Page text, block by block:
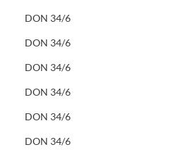
DON 34/6
DON 34/6
DON 34/6
DON 34/6
DON 34/6
DON 34/6